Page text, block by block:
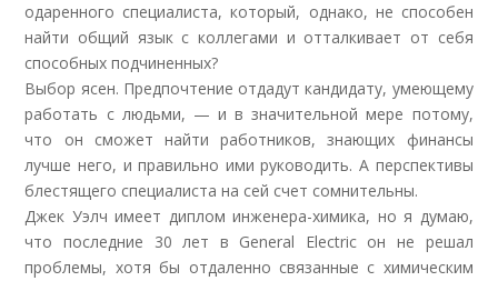
одаренного специалиста, который, однако, не способен
найти общий язык с коллегами и отталкивает от себя
способных подчиненных?
Выбор ясен. Предпочтение отдадут кандидату, умеющему
работать с людьми, — и в значительной мере потому,
что он сможет найти работников, знающих финансы
лучше него, и правильно ими руководить. А перспективы
блестящего специалиста на сей счет сомнительны.
Джек Уэлч имеет диплом инженера-химика, но я думаю,
что последние 30 лет в General Electric он не решал
проблемы, хотя бы отдаленно связанные с химическим